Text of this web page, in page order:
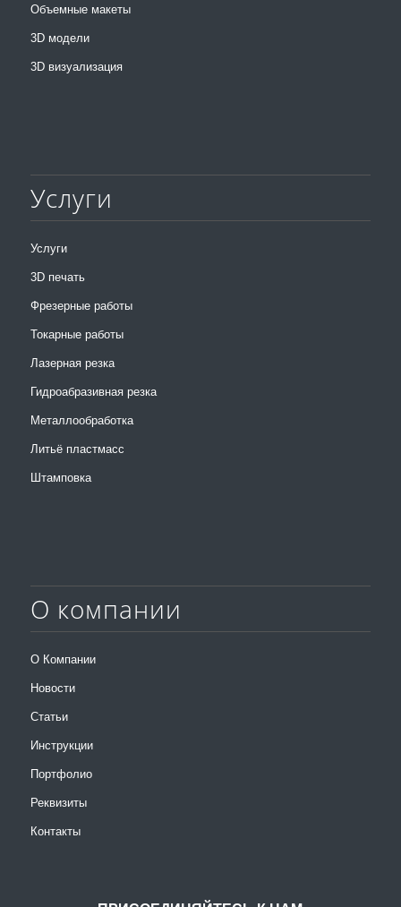
Объемные макеты
3D модели
3D визуализация
Услуги
Услуги
3D печать
Фрезерные работы
Токарные работы
Лазерная резка
Гидроабразивная резка
Металлообработка
Литьё пластмасс
Штамповка
О компании
О Компании
Новости
Статьи
Инструкции
Портфолио
Реквизиты
Контакты